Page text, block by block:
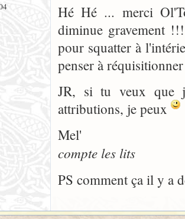
Hé Hé ... merci
diminue gravement
pour squatter à
penser à
JR, si tu veux que
attributions, je peux
Mel'
compte les lits
PS comment ça il y a